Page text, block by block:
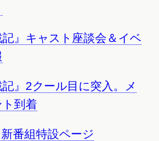
記』キャスト座談会＆イベ
記』2クール目に突入。メ
到着
番組特設ページ